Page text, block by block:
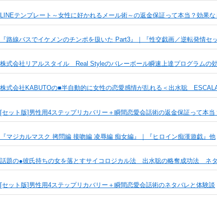
LINEテンプレート～女性に好かれるメール術～の返金保証って本当？効果な
『路線バスでイケメンのチンポを扱いた Part3』｜『性交戯画／逆転発情セ
株式会社リアルスタイル Real Styleのバレーボール瞬速上達プログラムの
株式会社KABUTOの■半自動的に女性の恋愛感情が乱れる＜出水聡
[セット版]男性用4ステップリカバリー＋瞬間恋愛会話術の返金保証って本
『マジカルマスク 拷問編 接吻編 凌辱編 痴女編』｜『ヒロイン痴漢遊戯』他
話題の●彼氏持ちの女を落とすサイコロジカル法 出水聡の略奪成功法 ネ
[セット版]男性用4ステップリカバリー＋瞬間恋愛会話術のネタバレと体験談